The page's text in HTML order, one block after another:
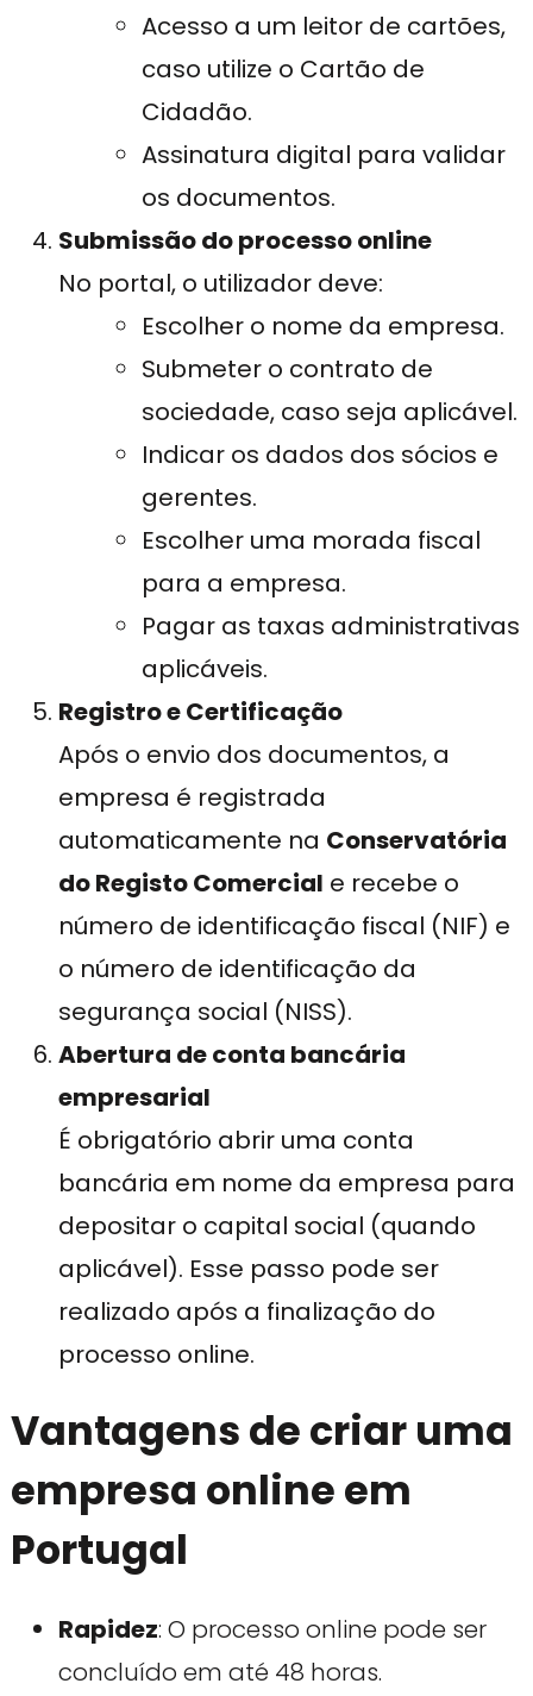
Acesso a um leitor de cartões,
caso utilize o Cartão de
Cidadão.
Assinatura digital para validar
os documentos.
Submissão do processo online
No portal, o utilizador deve:
Escolher o nome da empresa.
Submeter o contrato de
sociedade, caso seja aplicável.
Indicar os dados dos sócios e
gerentes.
Escolher uma morada fiscal
para a empresa.
Pagar as taxas administrativas
aplicáveis.
Registro e Certificação
Após o envio dos documentos, a
empresa é registrada
automaticamente na Conservatória
do Registo Comercial e recebe o
número de identificação fiscal (NIF) e
o número de identificação da
segurança social (NISS).
Abertura de conta bancária
empresarial
É obrigatório abrir uma conta
bancária em nome da empresa para
depositar o capital social (quando
aplicável). Esse passo pode ser
realizado após a finalização do
processo online.
Vantagens de criar uma
empresa online em
Portugal
Rapidez: O processo online pode ser
concluído em até 48 horas.